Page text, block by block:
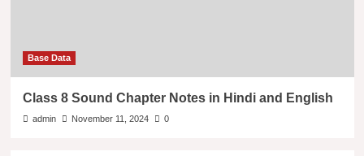
Base Data
Class 8 Sound Chapter Notes in Hindi and English
admin November 11, 2024 0